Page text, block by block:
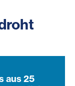
aus 25